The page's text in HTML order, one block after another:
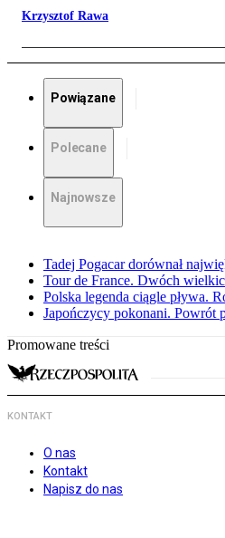
Krzysztof Rawa
Powiązane
Polecane
Najnowsze
Tadej Pogacar dorównał
Tour de France. Dwóch
Polska legenda ciągle pływa.
Japończycy pokonani. Powrót
Promowane treści
KONTAKT
O nas
Kontakt
Napisz do nas